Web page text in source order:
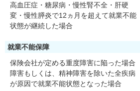
高血圧症・糖尿病・慢性腎不全・肝硬
変・慢性膵炎で12ヵ月を超えて就業不能
状態が継続した場合
就業不能保障
保険会社が定める重度障害に陥った場合
障害もしくは、精神障害を除いた全疾病
が原因で就業不能状態となった場合